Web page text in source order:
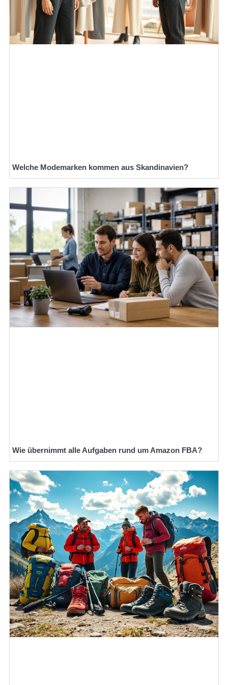
Welche Modemarken kommen aus Skandinavien?
Wie übernimmt alle Aufgaben rund um Amazon FBA?